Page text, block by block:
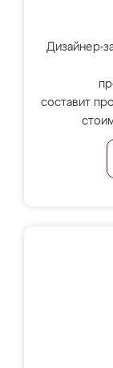
Дизайнер-
составит